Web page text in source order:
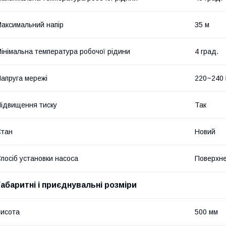
напір 35 м
температура робочої рідини 4 град.
мережі 220~240
тиску Так
Новий
установки насоса
і приєднувальні розміри
500 мм